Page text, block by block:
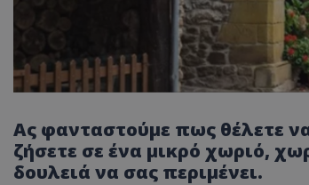
Ας φανταστούμε πως θέλετε
ζήσετε σε ένα μικρό χωριό,
δουλειά να σας περιμένει.